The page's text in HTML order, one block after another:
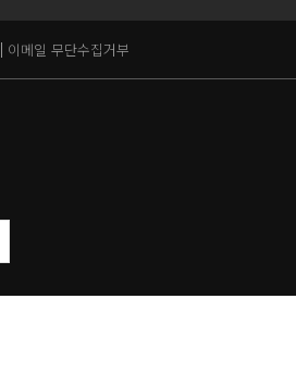
이메일 무단수집거부